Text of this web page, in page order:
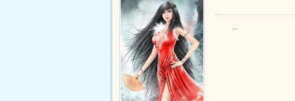
...